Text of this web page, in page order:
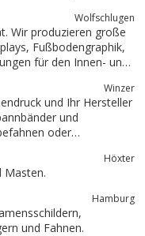
und
Wolfschlugen
Wir produzieren große
7.000 XXL - DisplaysWinzer
und Ihr Hersteller
Dazu
Höxter
und Masten.
Hamburg
und Fahnen.